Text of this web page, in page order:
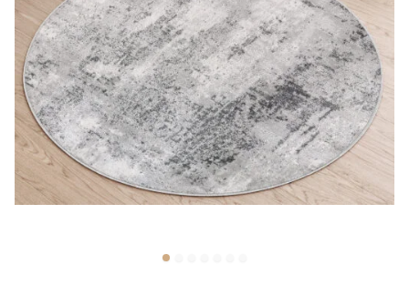
Präferenzen
Präferenz-Cookies ermöglichen es einer Website,
Informationen zu speichern, die die Art und Weise ändern,
wie die Website aussieht oder funktioniert, wie zum Beispiel
Ihre bevorzugte Sprache oder die Region, in der Sie sich
befinden.
Statistik